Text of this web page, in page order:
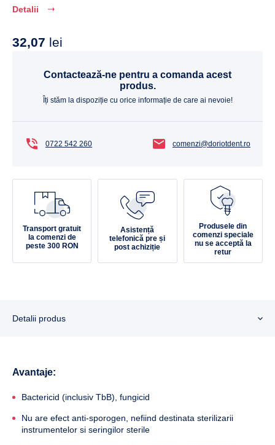
Detalii
32,07 lei
Contactează-ne pentru a comanda acest
produs.
Îți stăm la dispoziție cu orice informație de care ai nevoie!
0722 542 260 comenzi@doriotdent.ro
Transport gratuit
la comenzi de
peste 300 RON
Asistență
telefonică pre și
post achiziție
Produsele din
comenzi speciale
nu se acceptă la
retur
Detalii produs
Avantaje:
Bactericid (inclusiv TbB), fungicid
Nu are efect anti-sporogen, nefiind destinata sterilizarii
instrumentelor si seringilor sterile